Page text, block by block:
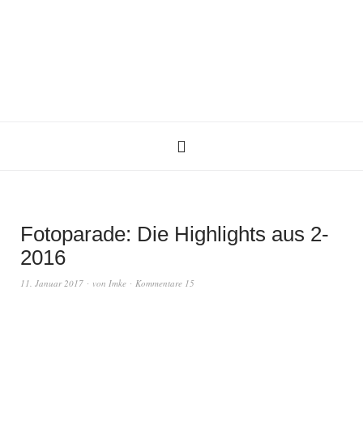
Fotoparade: Die Highlights aus 2-
2016
11. Januar 2017 von Imke Kommentare 15